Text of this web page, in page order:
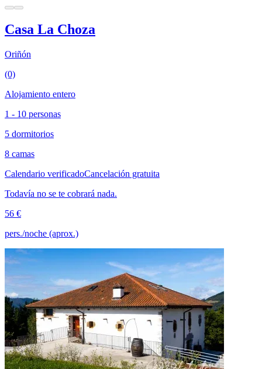
Casa La Choza
Oriñón
(0)
Alojamiento entero
1 - 10 personas
5 dormitorios
8 camas
Calendario verificadoCancelación gratuita
Todavía no se te cobrará nada.
56 €
pers./noche (aprox.)